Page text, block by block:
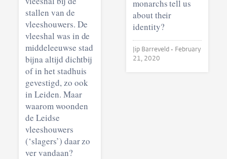
stallen van de
vleeshouwers. De
vleeshal was in de
middeleeuwse stad
bijna altijd dichtbij
of in het stadhuis
gevestigd, zo ook
in Leiden. Maar
waarom woonden
de Leidse
vleeshouwers
(‘slagers’) daar zo
ver vandaan?
monarchs tell us
about their
identity?
Jip Barreveld • February
21, 2020